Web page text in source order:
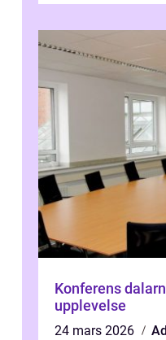
Konferens dalarna när mötet blir
upplevelse
24 mars 2026